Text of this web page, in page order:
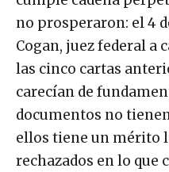
no prosperaron: el 4
Cogan, juez federal a
las cinco cartas
carecían de
documentos no
ellos tiene un mérito
rechazados en lo que